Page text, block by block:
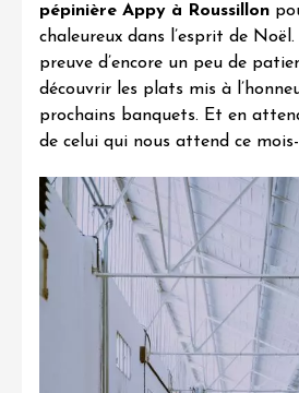
pépinière Appy à Roussillon
chaleureux dans l’esprit de
preuve d’encore un peu de
découvrir les plats mis à
prochains banquets. Et en
de celui qui nous attend ce